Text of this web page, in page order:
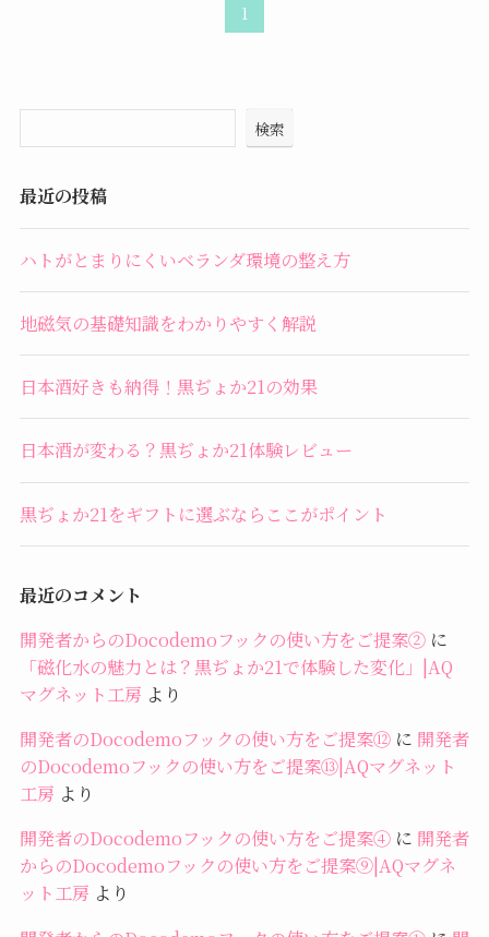
1
検索
最近の投稿
ハトがとまりにくいベランダ環境の整え方
地磁気の基礎知識をわかりやすく解説
日本酒好きも納得！黒ぢょか21の効果
日本酒が変わる？黒ぢょか21体験レビュー
黒ぢょか21をギフトに選ぶならここがポイント
最近のコメント
開発者からのDocodemoフックの使い方をご提案②に
「磁化水の魅力とは？黒ぢょか21で体験した変化」|AQ
マグネット工房 より
開発者のDocodemoフックの使い方をご提案⑫に 開発者
のDocodemoフックの使い方をご提案⑬|AQマグネット
工房 より
開発者のDocodemoフックの使い方をご提案④に 開発者
からのDocodemoフックの使い方をご提案⑨|AQマグネ
ット工房 より